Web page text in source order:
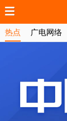
热点 广电网络
广电总局对